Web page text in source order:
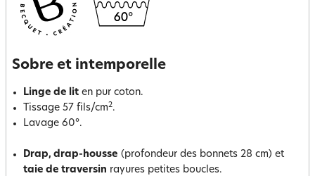
Sobre et intemporelle
Linge de lit en pur coton.
Tissage 57 fils/cm2.
Lavage 60°.
Drap, drap-housse (profondeur des bonnets 28 cm) et
taie de traversin rayures petites boucles.